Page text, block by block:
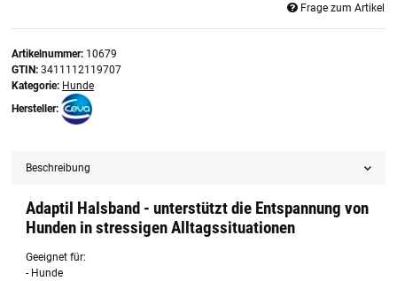
Frage zum Artikel
Artikelnummer: 10679
GTIN: 3411112119707
Kategorie: Hunde
Hersteller:
Beschreibung
Adaptil Halsband - unterstützt die Entspannung von
Hunden in stressigen Alltagssituationen
Geeignet für:
- Hunde